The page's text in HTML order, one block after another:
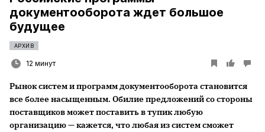
документооборота ждет большое
будущее
АРХИВ
12 минут
Рынок систем и программ документооборота становится
все более насыщенным. Обилие предложений со стороны
поставщиков может поставить в тупик любую
организацию — кажется, что любая из систем сможет